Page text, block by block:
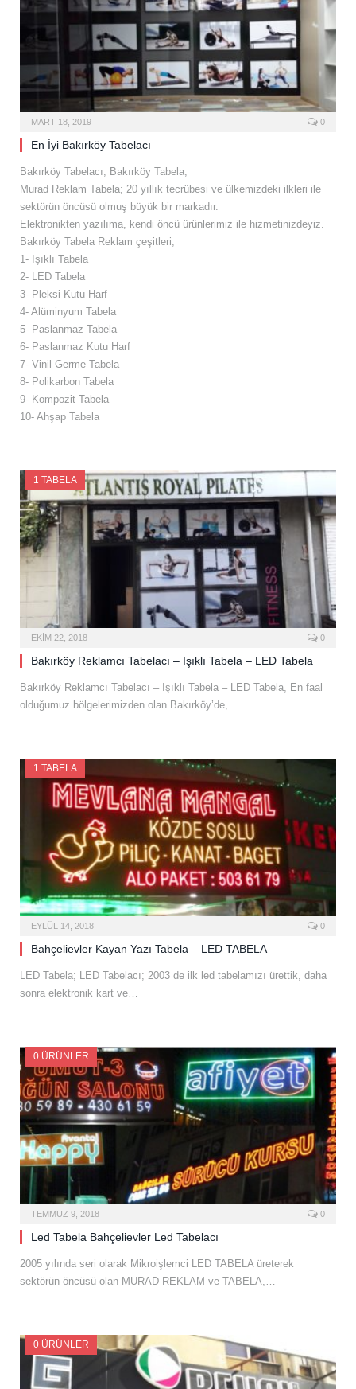
MART 18, 2019 0
En İyi Bakırköy Tabelacı
Bakırköy Tabelacı; Bakırköy Tabela;
Murad Reklam Tabela; 20 yıllık tecrübesi ve ülkemizdeki ilkleri ile
sektörün öncüsü olmuş büyük bir markadır.
Elektronikten yazılıma, kendi öncü ürünlerimiz ile hizmetinizdeyiz.
Bakırköy Tabela Reklam çeşitleri;
1- Işıklı Tabela
2- LED Tabela
3- Pleksi Kutu Harf
4- Alüminyum Tabela
5- Paslanmaz Tabela
6- Paslanmaz Kutu Harf
7- Vinil Germe Tabela
8- Polikarbon Tabela
9- Kompozit Tabela
10- Ahşap Tabela
1 TABELA
EKIM 22, 2018 0
Bakırköy Reklamcı Tabelacı – Işıklı Tabela – LED Tabela
Bakırköy Reklamcı Tabelacı – Işıklı Tabela – LED Tabela, En faal
olduğumuz bölgelerimizden olan Bakırköy’de,…
1 TABELA
EYLÜL 14, 2018 0
Bahçelievler Kayan Yazı Tabela – LED TABELA
LED Tabela; LED Tabelacı; 2003 de ilk led tabelamızı ürettik, daha
sonra elektronik kart ve…
0 ÜRÜNLER
TEMMUZ 9, 2018 0
Led Tabela Bahçelievler Led Tabelacı
2005 yılında seri olarak Mikroişlemci LED TABELA üreterek
sektörün öncüsü olan MURAD REKLAM ve TABELA,…
0 ÜRÜNLER